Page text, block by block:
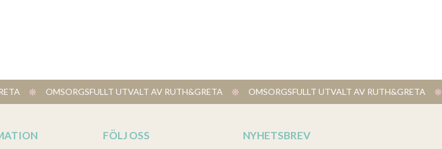
​ OMSORGSFULLT UTVALT AV RUTH&GRETA ​ OMSORGSFULLT UTVALT AV RUTH&GRETA
FÖLJ OSS NYHETSBREV